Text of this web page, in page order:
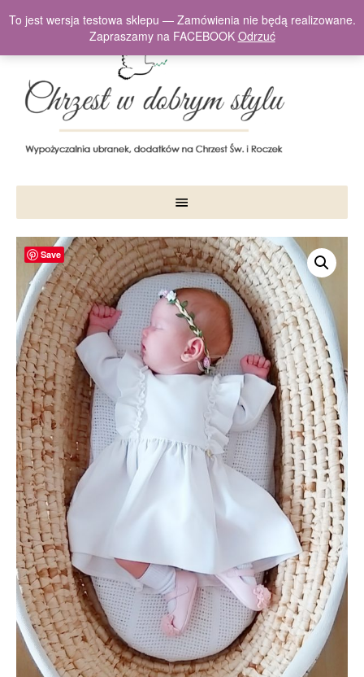
Save
To jest wersja testowa sklepu — Zamówienia nie będą realizowane.
Zapraszamy na FACEBOOK Odrzuć